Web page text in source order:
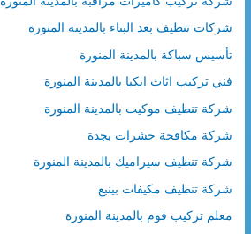
شركات تنظيف بعد البناء بالمدينة المنورة
تأسيس سباكة بالمدينة المنورة
فني تركيب اثاث ايكيا بالمدينة المنورة
شركة تنظيف موكيت بالمدينة المنورة
شركة مكافحة حشرات بجدة
شركة تنظيف سيراميك بالمدينة المنورة
شركة تنظيف مكيفات بينبع
معلم تركيب فوم بالمدينة المنورة